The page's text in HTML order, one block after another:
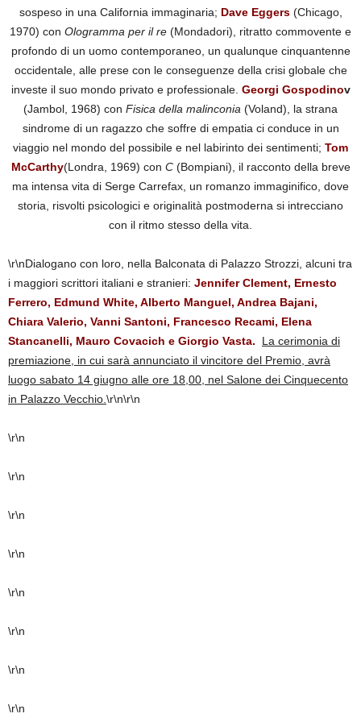
sospeso in una California immaginaria; Dave Eggers (Chicago,
1970) con Ologramma per il re (Mondadori), ritratto commovente e
profondo di un uomo contemporaneo, un qualunque cinquantenne
occidentale, alle prese con le conseguenze della crisi globale che
investe il suo mondo privato e professionale. Georgi Gospodinov
(Jambol, 1968) con Fisica della malinconia (Voland), la strana
sindrome di un ragazzo che soffre di empatia ci conduce in un
viaggio nel mondo del possibile e nel labirinto dei sentimenti; Tom
McCarthy(Londra, 1969) con C(Bompiani), il racconto della breve
ma intensa vita di Serge Carrefax, un romanzo immaginifico, dove
storia, risvolti psicologici e originalità postmoderna si intrecciano
con il ritmo stesso della vita.
\r\nDialogano con loro, nella Balconata di Palazzo Strozzi, alcuni tra
i maggiori scrittori italiani e stranieri: Jennifer Clement, Ernesto
Ferrero, Edmund White, Alberto Manguel, Andrea Bajani,
Chiara Valerio, Vanni Santoni, Francesco Recami, Elena
Stancanelli, Mauro Covacich e Giorgio Vasta.
La cerimonia di
premiazione, in cui sarà annunciato il vincitore del Premio, avrà
luogo sabato 14 giugno alle ore 18,00, nel Salone dei Cinquecento
in Palazzo Vecchio. \r\n\r\n
\r\n
\r\n
\r\n
\r\n
\r\n
\r\n
\r\n
\r\n